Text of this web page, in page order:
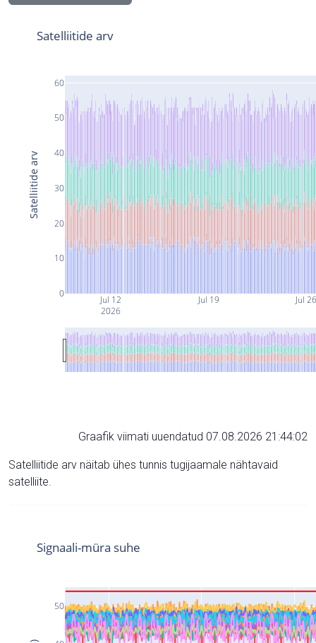
Jul 12
2026
Jul 19 Jul
0
10
20
30
40
50
60
Satelliitide arv
Satelliitide arv
Graafik viimati uuendatud 07.08.2026 21:44:02
Satelliitide arv näitab ühes tunnis tugijaamale nähtavaid
satelliite.
50
Signaali-müra suhe